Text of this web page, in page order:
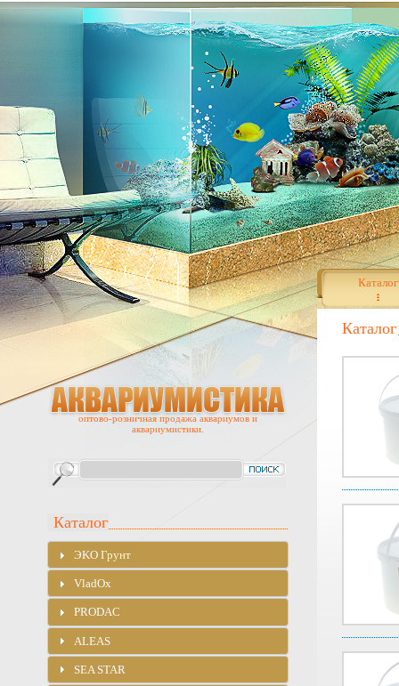
Каталог
Каталог
оптово-розничная продажа аквариумов и
аквариумистики.
Каталог
ЭKO Грунт
VladOx
PRODAC
ALEAS
SEA STAR